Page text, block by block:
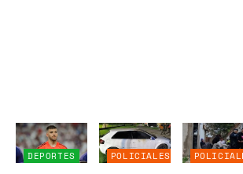
DEPORTES POLICIALES